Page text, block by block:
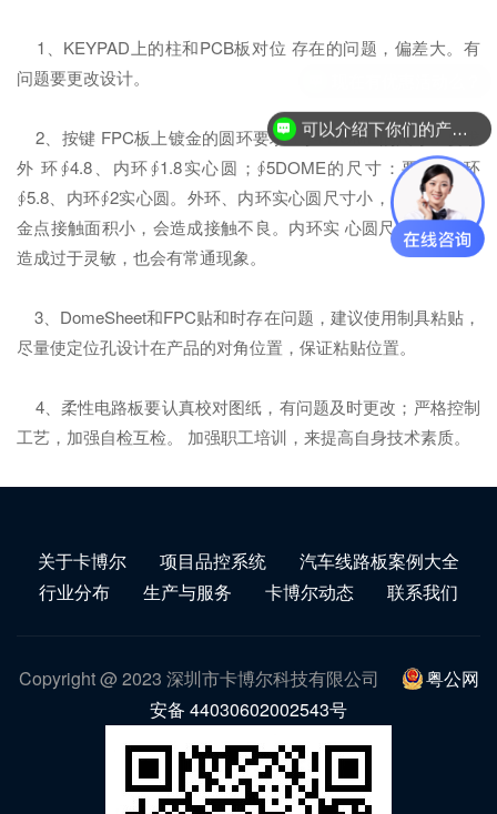
1、KEYPAD上的柱和PCB板对位 存在的问题，偏差大。有
问题要更改设计。
2、按键 FPC板上镀金的圆环要求：∮4 DOME的尺寸：要求
外 环∮4.8、内环∮1.8实心圆；∮5DOME的尺寸：要求外 环
∮5.8、内环∮2实心圆。外环、内环实心圆尺寸小， 弹片和PCB
金点接触面积小，会造成接触不良。内环实 心圆尺寸过大，会
造成过于灵敏，也会有常通现象。
3、DomeSheet和FPC贴和时存在问题，建议使用制具粘贴，
尽量使定位孔设计在产品的对角位置，保证粘贴位置。
4、柔性电路板要认真校对图纸，有问题及时更改；严格控制
工艺，加强自检互检。 加强职工培训，来提高自身技术素质。
关于卡博尔 项目品控系统
汽车线路板案例大全
行业分布
生产与服务 卡博尔动态 联系我们
Copyright @ 2023 深圳市卡博尔科技有限公司
粤公网
安备 44030602002543号
可以介绍下你们的产品么？